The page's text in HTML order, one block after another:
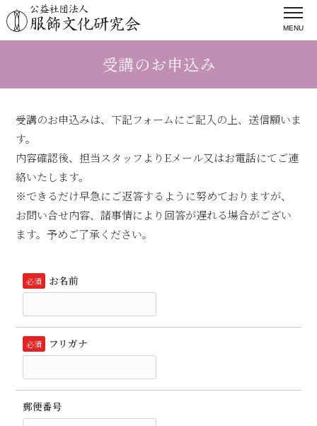
MENU
受講のお申込み
受講のお申込みは、下記フォームにご記入の上、送信願いま
す。
内容確認後、担当スタッフよりEメール又はお電話にてご連
絡いたします。
※できるだけ早急にご返答するように努めておりますが、
お問い合せ内容、諸事情により回答が遅れる場合がござい
ます。予めご了承ください。
必須 お名前
必須 フリガナ
郵便番号